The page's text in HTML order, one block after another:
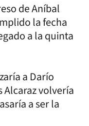
de Aníbal
la fecha
a la quinta
a Darío
volvería
a ser la